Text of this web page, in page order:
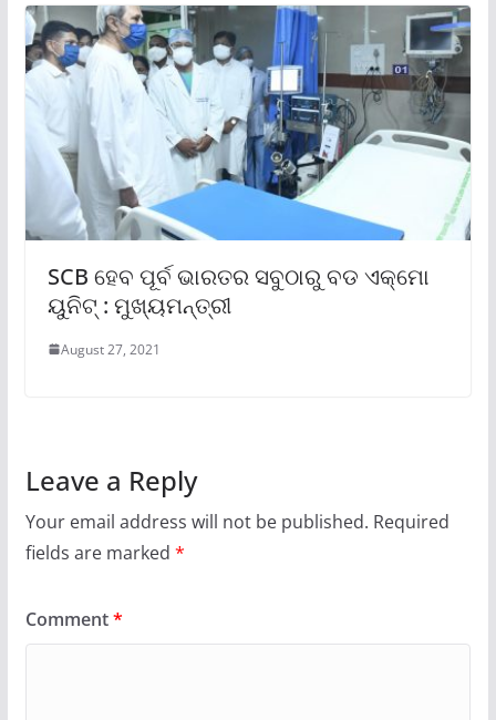
SCB ହେବ ପୂର୍ବ ଭାରତର ସବୁଠାରୁ ବଡ ଏକ୍ମୋ
ୟୁନିଟ୍ : ମୁଖ୍ୟମନ୍ତ୍ରୀ
August 27, 2021
Leave a Reply
Your email address will not be published. Required
fields are marked *
Comment*